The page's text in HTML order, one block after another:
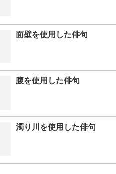
面壁を使用した俳句
腹を使用した俳句
濁り川を使用した俳句